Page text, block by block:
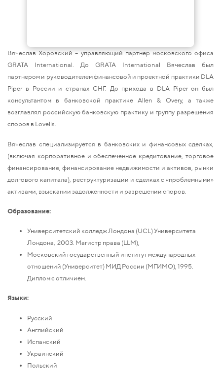
Вячеслав Хоровский – управляющий партнер московского офиса
GRATA International. До GRATA International Вячеслав был
партнером и руководителем финансовой и проектной практики DLA
Piper в России и странах СНГ. До прихода в DLA Piper он был
консультантом в банковской практике Allen & Overy, а также
возглавлял российскую банковскую практику и группу разрешения
споров в Lovells.
Вячеслав специализируется в банковских и финансовых сделках,
(включая корпоративное и обеспеченное кредитование, торговое
финансирование, финансирование недвижимости и активов, рынки
долгового капитала), реструктуризации и сделках с «проблемными»
активами, взыскании задолженности и разрешении споров.
Образование:
Университетский колледж Лондона (UCL) Университета
Лондона, 2003. Магистр права (LLM),
Московский государственный институт международных
отношений (Университет) МИД России (МГИМО), 1995.
Диплом с отличием.
Языки:
Русский
Английский
Испанский
Украинский
Польский